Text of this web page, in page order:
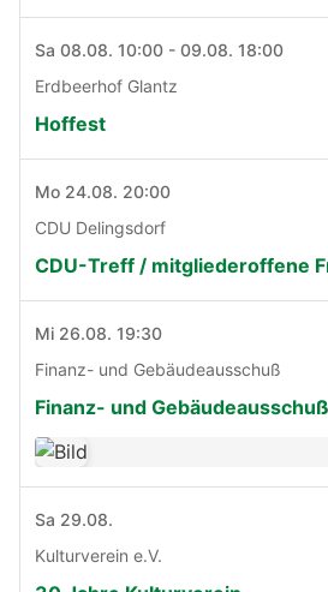
Sa 08.08. 10:00 - 09.08. 18:00
Erdbeerhof Glantz
Hoffest
Mo 24.08. 20:00
CDU Delingsdorf
CDU-Treff / mitgliederoffene
Mi 26.08. 19:30
Finanz- und Gebäudeausschuß
Finanz- und
Sa 29.08.
Kulturverein e.V.